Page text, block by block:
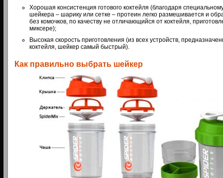
Хорошая консистенция готового коктейля (благодаря
шейкера – шарику или сетке – протеин легко размешивается и
без комочков, по качеству не отличающийся от коктейля,
миксере);
Высокая скорость приготовления (из всех устройств,
коктейля, шейкер самый быстрый).
Как правильно выбрать шейкер